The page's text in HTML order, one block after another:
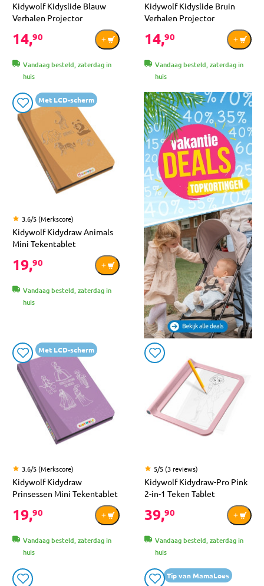
Kidywolf Kidyslide Blauw
Verhalen Projector
14,90
Vandaag besteld, zaterdag in
huis
Kidywolf Kidyslide Bruin
Verhalen Projector
14,90
Vandaag besteld, zaterdag in
huis
Met LCD-scherm
3.6/5 (Merkscore)
Kidywolf Kidydraw Animals
Mini Tekentablet
19,90
Vandaag besteld, zaterdag in
huis
Met LCD-scherm
3.6/5 (Merkscore)
Kidywolf Kidydraw
Prinsessen Mini Tekentablet
19,90
Vandaag besteld, zaterdag in
huis
5/5 (3 reviews)
Kidywolf Kidydraw-Pro Pink
2-in-1 Teken Tablet
39,90
Vandaag besteld, zaterdag in
huis
Tip van MamaLoes